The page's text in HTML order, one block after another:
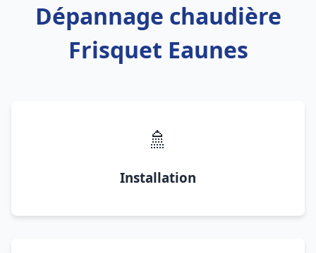
Dépannage chaudière
Frisquet Eaunes
🚿
Installation